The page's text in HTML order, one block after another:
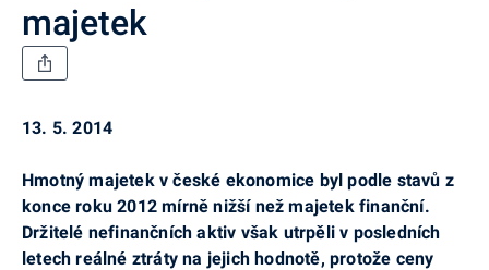
majetek
13. 5. 2014
Hmotný majetek v české ekonomice byl podle stavů z
konce roku 2012 mírně nižší než majetek finanční.
Držitelé nefinančních aktiv však utrpěli v posledních
letech reálné ztráty na jejich hodnotě, protože ceny